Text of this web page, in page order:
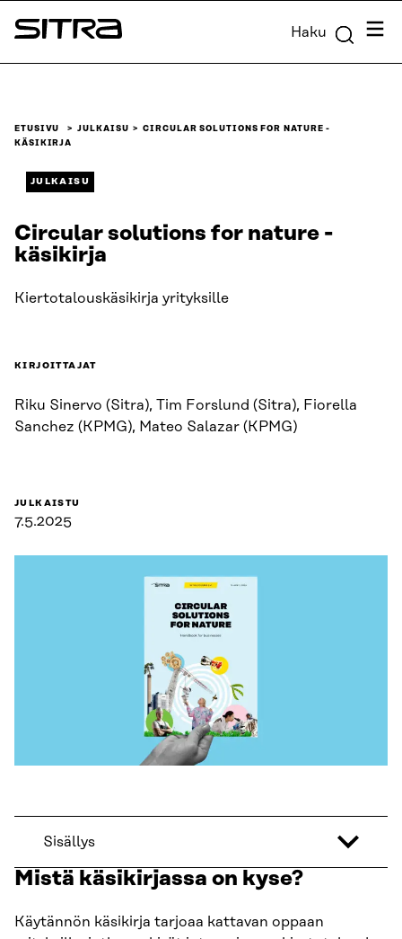
Siirry
suoraan
Sitra Haku
ETUSIVU JULKAISU
CIRCULAR SOLUTIONS FOR NATURE -
KÄSIKIRJA
JULKAISU
Circular solutions for nature -
käsikirja
Kiertotalouskäsikirja yrityksille
KIRJOITTAJAT
Riku Sinervo (Sitra), Tim Forslund (Sitra), Fiorella
Sanchez (KPMG), Mateo Salazar (KPMG)
JULKAISTU
7.5.2025
Sisällys
Mistä käsikirjassa on kyse?
Käytännön käsikirja tarjoaa kattavan oppaan